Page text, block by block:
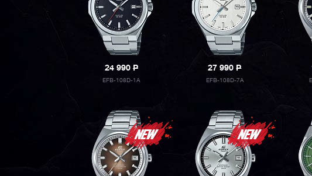
24 990P
EFB-108D-1A
27 990P
EFB-108D-7A